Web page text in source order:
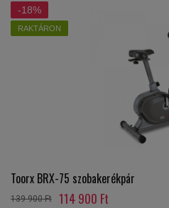
-18%
RAKTÁRON
Toorx BRX-75 szobakerékpár
139 900 Ft 114 900 Ft